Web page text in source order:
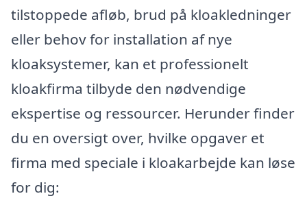
tilstoppede afløb, brud på kloakledninger
eller behov for installation af nye
kloaksystemer, kan et professionelt
kloakfirma tilbyde den nødvendige
ekspertise og ressourcer. Herunder finder
du en oversigt over, hvilke opgaver et
firma med speciale i kloakarbejde kan løse
for dig: